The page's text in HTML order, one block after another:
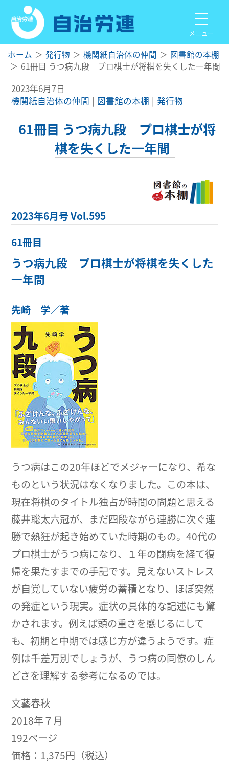
メニュー
ホーム 発行物 機関紙自治体の仲間
図書館の本棚
61冊目 うつ病九段 プロ棋士が将棋を失くした一年間
2023年6月7日
機関紙自治体の仲間
図書館の本棚 発行物
61冊目 うつ病九段 プロ棋士が将
棋を失くした一年間
2023年6月号 Vol.595
61冊目
うつ病九段 プロ棋士が将棋を失くした
一年間
先崎 学／著
うつ病はこの20年ほどでメジャーになり、希な
ものという状況はなくなりました。この本は、
現在将棋のタイトル独占が時間の問題と思える
藤井聡太六冠が、まだ四段ながら連勝に次ぐ連
勝で熱狂が起き始めていた時期のもの。40代の
プロ棋士がうつ病になり、１年の闘病を経て復
帰を果たすまでの手記です。見えないストレス
が自覚していない疲労の蓄積となり、ほぼ突然
の発症という現実。症状の具体的な記述にも驚
かされます。例えば頭の重さを感じるにして
も、初期と中期では感じ方が違うようです。症
例は千差万別でしょうが、うつ病の同僚のしん
どさを理解する参考になるのでは。
文藝春秋
2018年７月
192ページ
価格：1,375円（税込）